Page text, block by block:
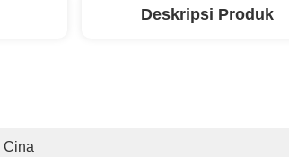
Deskripsi Produk
Cina